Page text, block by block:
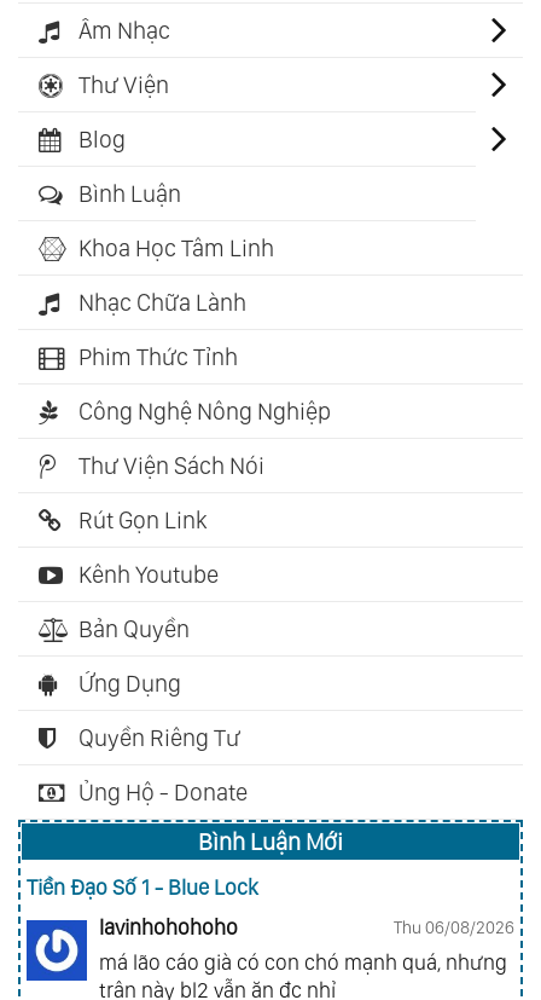
Âm Nhạc
Thư Viện
Blog
Bình Luận
Khoa Học Tâm Linh
Nhạc Chữa Lành
Phim Thức Tỉnh
Công Nghệ Nông Nghiệp
Thư Viện Sách Nói
Rút Gọn Link
Kênh Youtube
Bản Quyền
Ứng Dụng
Quyền Riêng Tư
Ủng Hộ - Donate
Bình Luận Mới
Tiền Đạo Số 1 - Blue Lock
lavinhohohoho
Thu 06/08/2026
má lão cáo già có con chó mạnh quá, nhưng
trận này bl2 vẫn ăn đc nhỉ